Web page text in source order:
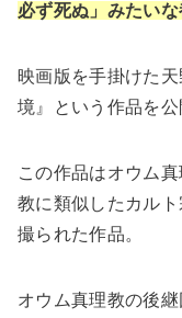
必ず死ぬ」みたい
映画版を手掛けた
境』という作品を公
この作品はオウム
教に類似したカル
撮られた作品。
オウム真理教の後